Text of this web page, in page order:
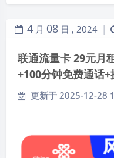
4 月 08 日 , 2024 |
联通流量卡 29元月
+100分钟免费通话
更新于 2025-12-28